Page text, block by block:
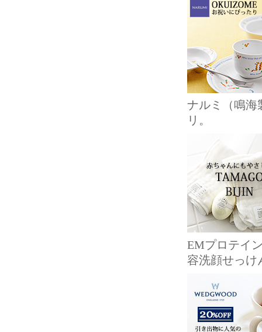
ナルミ（鳴海
リ。
EMプロテイ
容洗顔せっけ